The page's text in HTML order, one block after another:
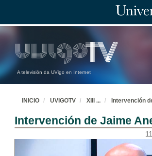
A televisión da UVigo en Internet
INICIO UVIGOTV XIII ... Intervención
Intervención de Jaime